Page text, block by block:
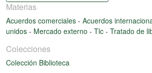
Materias
Acuerdos comerciales - Acuerdos
unidos - Mercado externo - Tlc - Tratado de
Colecciones
Colección Biblioteca